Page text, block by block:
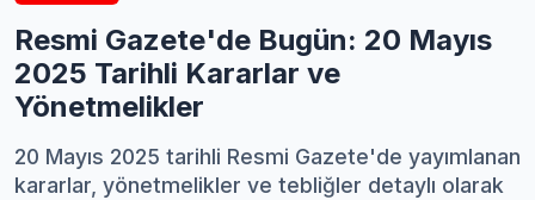
Resmi Gazete'de Bugün: 20 Mayıs
2025 Tarihli Kararlar ve
Yönetmelikler
20 Mayıs 2025 tarihli Resmi Gazete'de yayımlanan
kararlar, yönetmelikler ve tebliğler detaylı olarak